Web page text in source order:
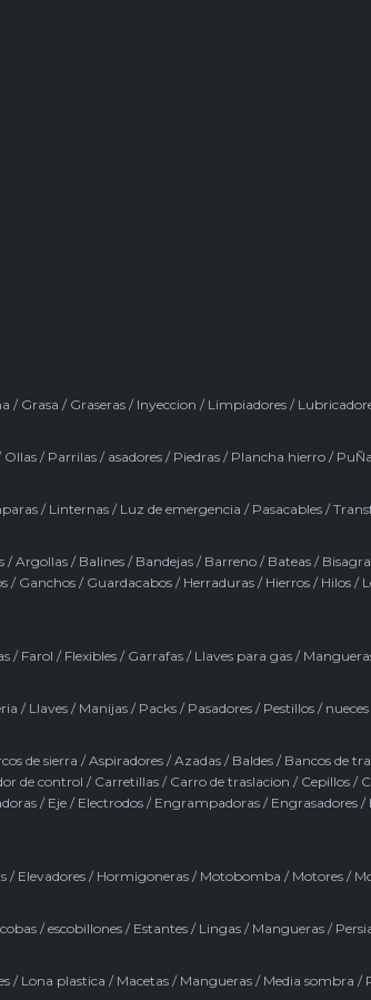
/ Grasa / Graseras / Inyeccion / Limpiadores /
Ollas / Parrilas / asadores / Piedras / Plancha hierro /
/ Linternas / Luz de emergencia / Pasacables /
/Argollas / Balines / Bandejas / Barreno / Bateas /
/ Ganchos / Guardacabos / Herraduras / Hierros / Hilos /
/ Farol / Flexibles / Garrafas / Llaves para gas /
/ Llaves / Manijas / Packs / Pasadores / Pestillos / nueces
de sierra /Aspiradores /Azadas / Baldes / Bancos de
de control / Carretillas / Carro de traslacion / Cepillos /
/ Eje / Electrodos / Engrampadoras / Engrasadores /
/ Elevadores / Hormigoneras / Motobomba / Motores /
/ escobillones / Estantes / Lingas / Mangueras /
/ Lona plastica / Macetas / Mangueras / Media sombra /